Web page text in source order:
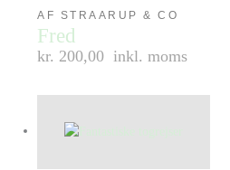
AF STRAARUP & CO
Fred
kr. 200,00 inkl. moms